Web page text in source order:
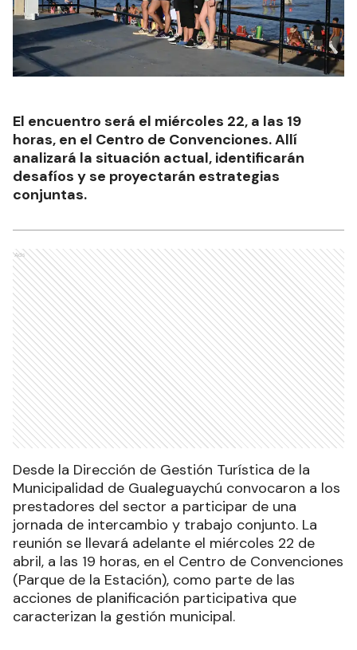
El encuentro será el miércoles 22, a las 19
horas, en el Centro de Convenciones. Allí
analizará la situación actual, identificarán
desafíos y se proyectarán estrategias
conjuntas.
Ads
Desde la Dirección de Gestión Turística de la
Municipalidad de Gualeguaychú convocaron a los
prestadores del sector a participar de una
jornada de intercambio y trabajo conjunto. La
reunión se llevará adelante el miércoles 22 de
abril, a las 19 horas, en el Centro de Convenciones
(Parque de la Estación), como parte de las
acciones de planificación participativa que
caracterizan la gestión municipal.